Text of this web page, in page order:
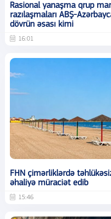
Rasional yanaşma qrup
razılaşmaları ABŞ-
dövrün əsası kimi
16:01
FHN çimərliklərdə
əhaliyə müraciət edib
15:46